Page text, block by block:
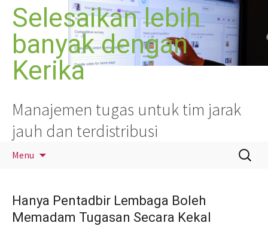
Langsung
Selesaikan lebih
banyak dengan
Kerika
Manajemen tugas untuk tim jarak
jauh dan terdistribusi
Menu
Cari
untuk:
Hanya Pentadbir Lembaga Boleh
Memadam Tugasan Secara Kekal